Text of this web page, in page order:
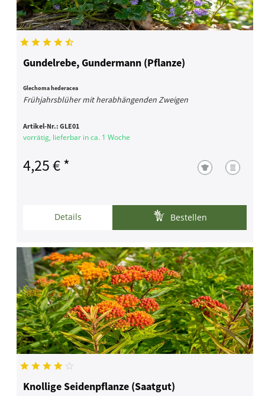
Gundelrebe, Gundermann (Pflanze)
Glechoma hederacea
Frühjahrsblüher mit herabhängenden Zweigen
Artikel-Nr.:GLE01
vorrätig, lieferbar in ca. 1 Woche
4,25 € *
Details Bestellen
Knollige Seidenpflanze (Saatgut)